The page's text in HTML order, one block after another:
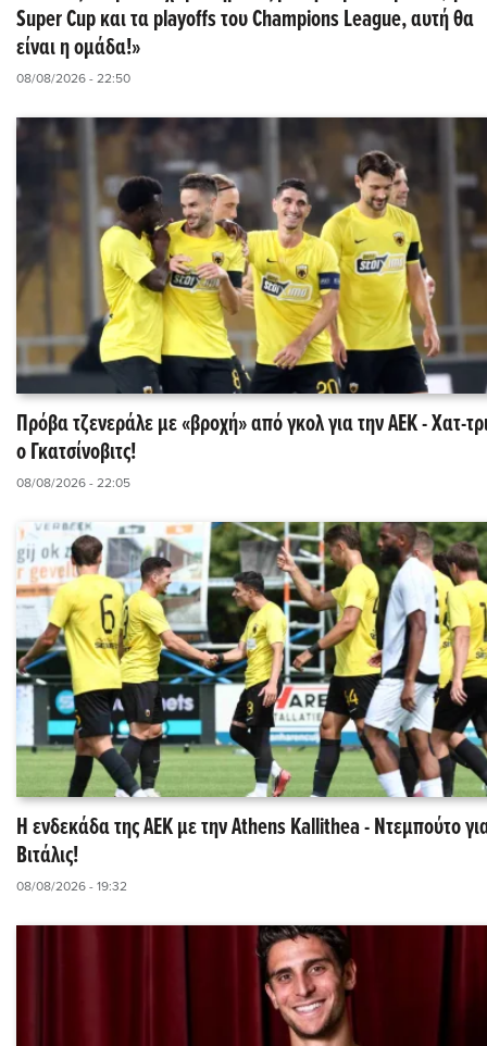
Super Cup και τα playoffs του Champions League, αυτή θα
είναι η ομάδα!»
08/08/2026 - 22:50
Πρόβα τζενεράλε με «βροχή» από γκολ για την ΑΕΚ - Χατ-
ο Γκατσίνοβιτς!
08/08/2026 - 22:05
Η ενδεκάδα της ΑΕΚ με την Athens Kallithea - Ντεμπούτο
Βιτάλις!
08/08/2026 - 19:32